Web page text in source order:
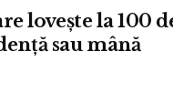
lovește la 100
sau mână